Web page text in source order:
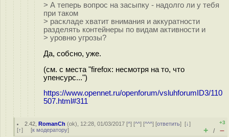
> А теперь вопрос на засыпку - надолго ли у тебя
при таком
> раскладе хватит внимания и аккуратности
разделять контейнеры по видам активности и
> уровню угрозы?
Да, собсно, уже.
(см. с места "firefox: несмотря на то, что
упенсурс...")
https://www.opennet.ru/openforum/vsluhforumID3/110
507.html#311
2.42 ,RomanCh (ok), 12:28, 01/03/2017 [^] [^^] [^^^] [ответить][↓]
[↑] [к модератору]
+3
+ / –